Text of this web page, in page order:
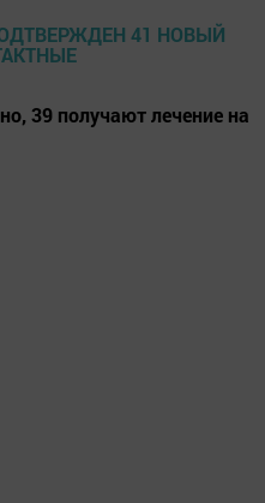
39 получают лечение на